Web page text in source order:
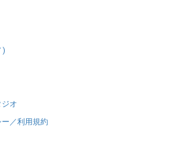
)
オ
／利用規約